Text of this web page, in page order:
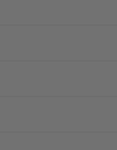
située dans la préfecture de Mie.